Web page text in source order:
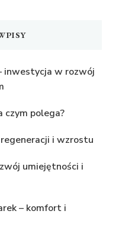
inwestycja w rozwój
czym polega?
i wzrostu
umiejętności i
– komfort i